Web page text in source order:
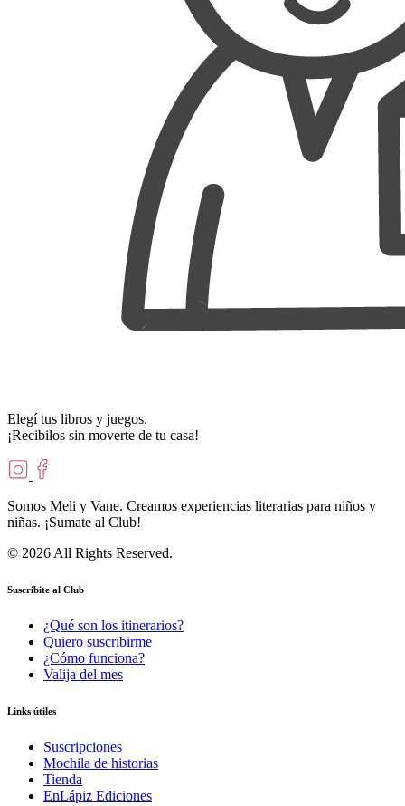
Elegí tus libros y juegos.
¡Recibilos sin moverte de tu casa!
Somos Meli y Vane. Creamos experiencias literarias para niños y
niñas. ¡Sumate al Club!
© 2026 All Rights Reserved.
Suscribite al Club
¿Qué son los itinerarios?
Quiero suscribirme
¿Cómo funciona?
Valija del mes
Links útiles
Suscripciones
Mochila de historias
Tienda
EnLápiz Ediciones